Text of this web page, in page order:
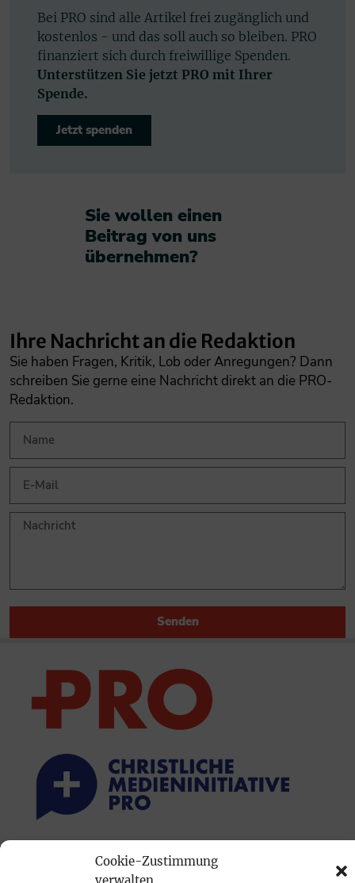
Cookie-Zustimmung
Bei PRO sind alle Artikel frei zugänglich und
kostenlos - und das soll auch so bleiben. PRO
finanziert sich durch freiwillige Spenden.
Unterstützen Sie jetzt PRO mit Ihrer
Spende.
Jetzt spenden
Sie wollen einen
Beitrag von uns
übernehmen?​
Ihre Nachricht an die Redaktion
Sie haben Fragen, Kritik, Lob oder Anregungen? Dann
schreiben Sie gerne eine Nachricht direkt an die PRO-
Redaktion.
Senden
PRINTAUSGABE